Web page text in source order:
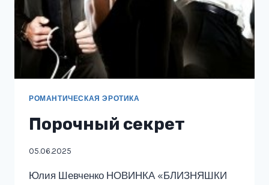
РОМАНТИЧЕСКАЯ ЭРОТИКА
Порочный секрет
05.06.2025
Юлия Шевченко НОВИНКА «БЛИЗНЯШКИ